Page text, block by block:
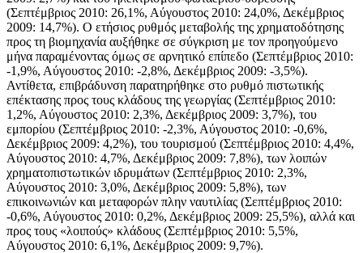
(Σεπτέμβριος 2010: 26,1%, Αύγουστος 2010: 24,0%, Δεκέμβριος
2009: 14,7%). Ο ετήσιος ρυθμός μεταβολής της χρηματοδότησης
προς τη βιομηχανία αυξήθηκε σε σύγκριση με τον προηγούμενο
μήνα παραμένοντας όμως σε αρνητικό επίπεδο (Σεπτέμβριος 2010:
-1,9%, Αύγουστος 2010: -2,8%, Δεκέμβριος 2009: -3,5%).
Αντίθετα, επιβράδυνση παρατηρήθηκε στο ρυθμό πιστωτικής
επέκτασης προς τους κλάδους της γεωργίας (Σεπτέμβριος 2010:
1,2%, Αύγουστος 2010: 2,3%, Δεκέμβριος 2009: 3,7%), του
εμπορίου (Σεπτέμβριος 2010: -2,3%, Αύγουστος 2010: -0,6%,
Δεκέμβριος 2009: 4,2%), του τουρισμού (Σεπτέμβριος 2010: 4,4%,
Αύγουστος 2010: 4,7%, Δεκέμβριος 2009: 7,8%), των λοιπών
χρηματοπιστωτικών ιδρυμάτων (Σεπτέμβριος 2010: 2,3%,
Αύγουστος 2010: 3,0%, Δεκέμβριος 2009: 5,8%), των
επικοινωνιών και μεταφορών πλην ναυτιλίας (Σεπτέμβριος 2010:
-0,6%, Αύγουστος 2010: 0,2%, Δεκέμβριος 2009: 25,5%), αλλά και
προς τους «λοιπούς» κλάδους (Σεπτέμβριος 2010: 5,5%,
Αύγουστος 2010: 6,1%, Δεκέμβριος 2009: 9,7%).